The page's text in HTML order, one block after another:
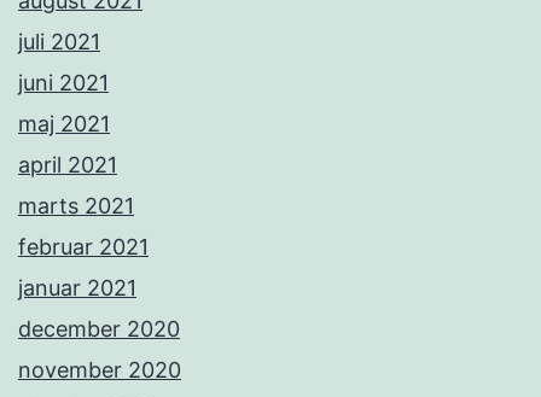
juli 2021
juni 2021
maj 2021
april 2021
marts 2021
februar 2021
januar 2021
december 2020
november 2020